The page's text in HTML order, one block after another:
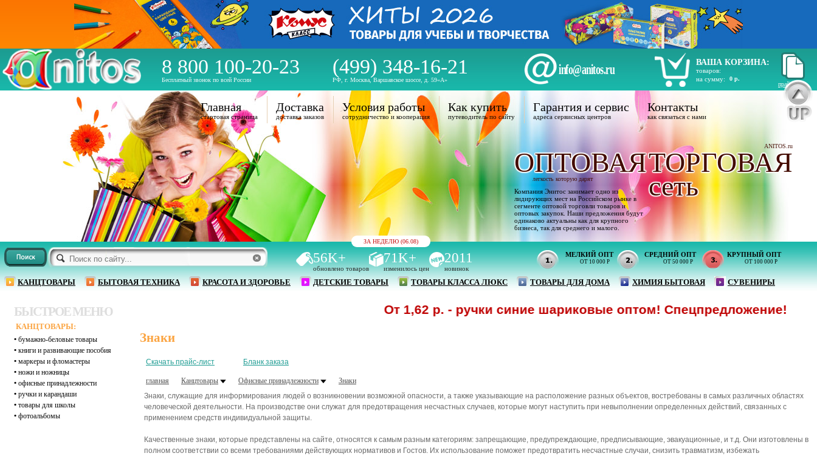
8 800 100-20-23
Бесплатный звонок по всей России
(499) 348-16-21
РФ, г. Москва, Варшавское шоссе, д. 59«А»
info@anitos.ru
ВАША КОРЗИНА:
товаров:
на сумму:
0 р.
прайс лист
ЗА НЕДЕЛЮ (06.08)
56K+
обновлено товаров
71K+
изменилось цен
2011
новинок
МЕЛКИЙ ОПТ
ОТ 10 000 Р
СРЕДНИЙ ОПТ
ОТ 50 000 Р
КРУПНЫЙ ОПТ
ОТ 100 000 Р
КАНЦТОВАРЫ БЫТОВАЯ ТЕХНИКА КРАСОТА И ЗДОРОВЬЕ ДЕТСКИЕ ТОВАРЫ ТОВАРЫ КЛАССА ЛЮКС ТОВАРЫ ДЛЯ ДОМА ХИМИЯ БЫТОВАЯ СУВЕНИРЫ
Главная
стартовая страница
Доставка
доставка заказов
Условия работы
сотрудничество и кооперация
Как купить
путеводитель по сайту
Гарантия и сервис
адреса сервисных центров
Контакты
как связаться с нами
ANITOS.ru
ОПТОВАЯТОРГОВАЯ
легкость которую дарят
Компания Энитос занимает одно из
лидирующих мест на Российском рынке в
сегменте оптовой торговли товаров и
оптовых закупок. Наши предложения будут
одинаково актуальны как для крупного
бизнеса, так для среднего и малого.
сеть
БЫСТРОЕ МЕНЮ
КАНЦТОВАРЫ:
• бумажно-беловые товары
• книги и развивающие пособия
• маркеры и фломастеры
• ножи и ножницы
• офисные принадлежности
• ручки и карандаши
• товары для школы
• фотоальбомы
От 1,62 р. - ручки синие шариковые оптом! Спецпредложение!
Знаки
Скачать прайс-лист Бланк заказа
главная Канцтовары Офисные принадлежности
Знаки
Знаки, служащие для информирования людей о возникновении возможной опасности, а также указывающие на расположение разных объектов, востребованы в самых различных областях
человеческой деятельности. На производстве они служат для предотвращения несчастных случаев, которые могут наступить при невыполнении определенных действий, связанных с
применением средств индивидуальной защиты.
Качественные знаки, которые представлены на сайте, относятся к самым разным категориям: запрещающие, предупреждающие, предписывающие, эвакуационные, и т.д. Они изготовлены в
полном соответствии со всеми требованиями действующих нормативов и Гостов. Их использование поможет предотвратить несчастные случаи, снизить травматизм, избежать